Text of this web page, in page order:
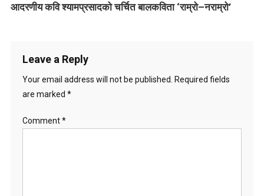
a
आदरणीय कवि श्यामप्रसादको चर्चित बालकविता ‘राम्रो–नराम्रो’
Leave a Reply
Your email address will not be published.
Required fields
are marked *
Comment*